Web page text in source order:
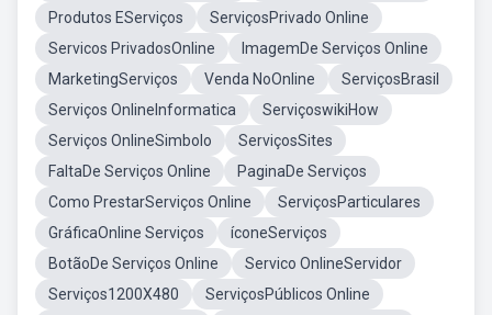
Produtos EServiços
ServiçosPrivado Online
Servicos PrivadosOnline
ImagemDe Serviços Online
MarketingServiços
Venda NoOnline
ServiçosBrasil
Serviços OnlineInformatica
ServiçoswikiHow
Serviços OnlineSimbolo
ServiçosSites
FaltaDe Serviços Online
PaginaDe Serviços
Como PrestarServiços Online
ServiçosParticulares
GráficaOnline Serviços
íconeServiços
BotãoDe Serviços Online
Servico OnlineServidor
Serviços1200X480
ServiçosPúblicos Online